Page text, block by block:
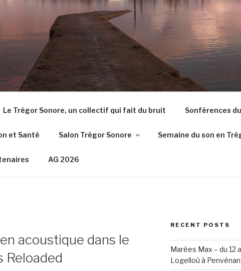
Le Trégor Sonore, un collectif qui fait du bruit Sonférences
et Santé Salon Trégor Sonore Semaine du son en
AG 2026
acoustique dans le
Reloaded
RECENT POSTS
Marées Max – du 12
Logelloù à Penvénan